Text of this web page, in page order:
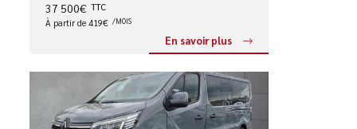
37 500€ TTC
À partir de 419€ /MOIS
En savoir plus